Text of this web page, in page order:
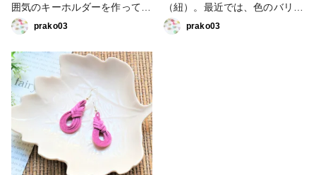
囲気のキーホルダーを作ってみ
ました。存在感もあるので、な
くしやすい鍵などにつけてもい
いですね。材料も手軽に揃えら
れるので、おすすめです。
prako03
（紐）。最近では、色のバリエ
ーションも豊富で、可愛い色も
見かけます。今回は、水引のア
prako03